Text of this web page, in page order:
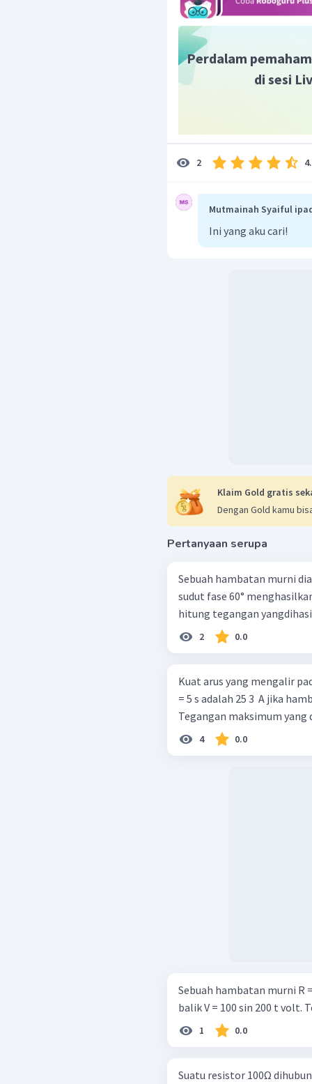
f
=
π
50 Hz
Dengan demikian
Perdalam
di sesi
2
Mutmainah Syaiful
Ini yang aku cari!
Klaim Gold gratis
Dengan Gold kamu
Pertanyaan serupa
Sebuah hambatan murni
sudut fase 60°
hitung tegangan
2 0.0
Kuat arus yang mengalir
= 5 s adalah 25 3 ​ A jika
Tegangan maksimum yang
4 0.0
Sebuah hambatan murni R
balik V = 100 sin 200 t volt.
1 0.0
Suatu resistor 100Ω